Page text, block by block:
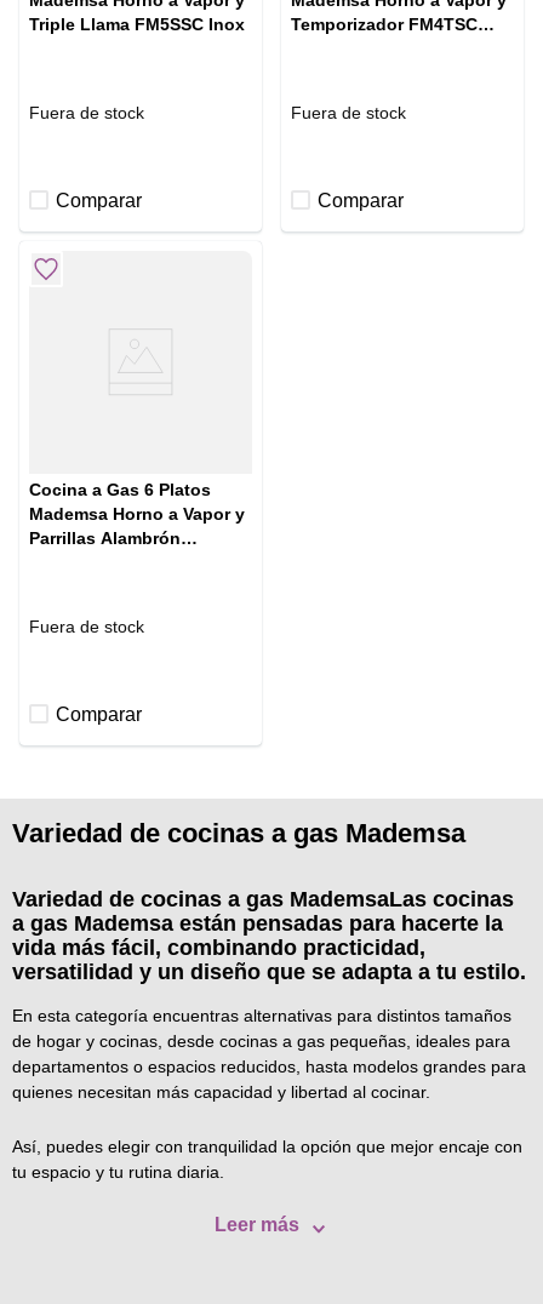
Triple Llama FM5SSC Inox
Fuera de stock
Comparar
Temporizador FM4TSC
Fuera de stock
Comparar
Cocina a Gas 6 Platos
Mademsa Horno a Vapor y
Parrillas Alambrón
Fuera de stock
Comparar
Variedad de cocinas a gas Mademsa
Variedad de cocinas a gas MademsaLas cocinas
a gas Mademsa están pensadas para hacerte la
vida más fácil, combinando practicidad,
versatilidad y un diseño que se adapta a tu estilo.
En esta categoría encuentras alternativas para distintos tamaños
de hogar y cocinas, desde cocinas a gas pequeñas, ideales para
departamentos o espacios reducidos, hasta modelos grandes para
quienes necesitan más capacidad y libertad al cocinar.
Así, puedes elegir con tranquilidad la opción que mejor encaje con
tu espacio y tu rutina diaria.
Leer más